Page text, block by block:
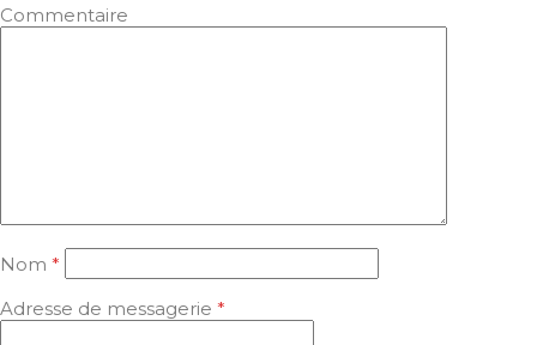
Commentaire
Nom *
Adresse de messagerie *